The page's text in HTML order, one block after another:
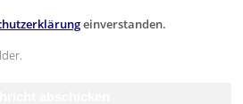
einverstanden.